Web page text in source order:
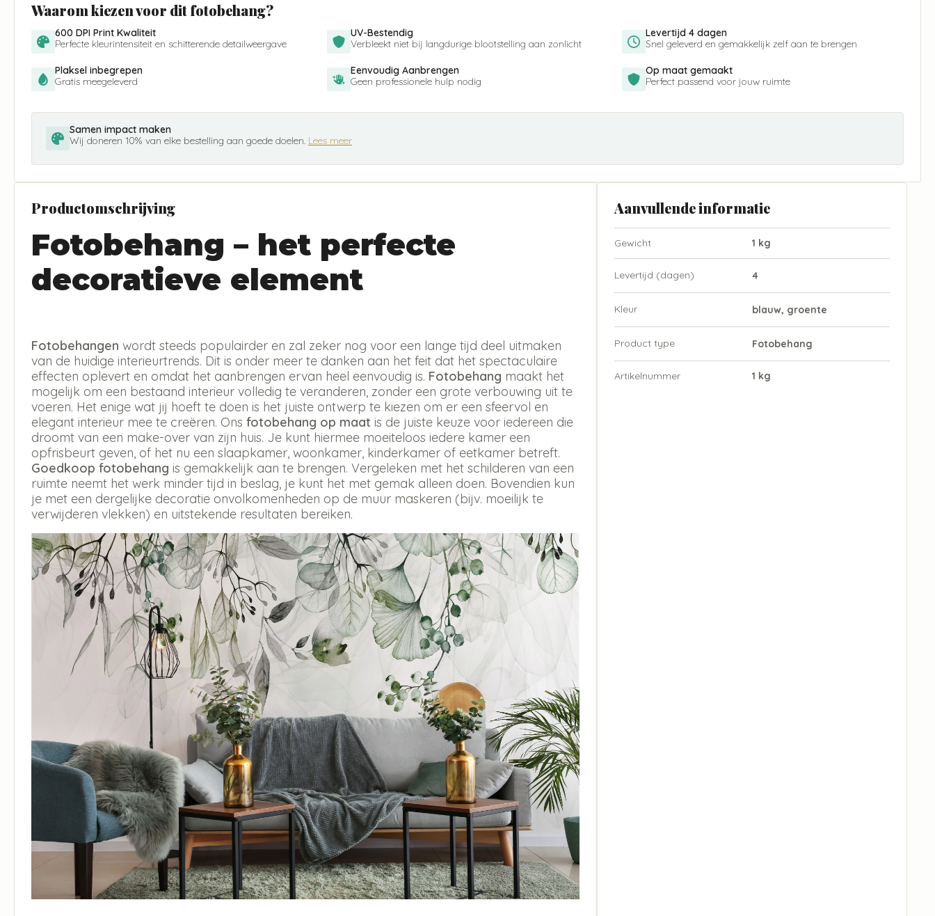
Waarom kiezen voor dit fotobehang?
600 DPI Print Kwaliteit
Perfecte kleurintensiteit en schitterende detailweergave
UV-Bestendig
Verbleekt niet bij langdurige blootstelling aan zonlicht
Levertijd 4 dagen
Snel geleverd en gemakkelijk zelf aan te brengen
Plaksel inbegrepen
Gratis meegeleverd
Eenvoudig Aanbrengen
Geen professionele hulp nodig
Op maat gemaakt
Perfect passend voor jouw ruimte
Samen impact maken
Wij doneren 10% van elke bestelling aan goede doelen. Lees meer
Productomschrijving
Fotobehang – het perfecte
decoratieve element
Fotobehangen wordt steeds populairder en zal zeker nog voor een lange tijd deel uitmaken
van de huidige interieurtrends. Dit is onder meer te danken aan het feit dat het spectaculaire
effecten oplevert en omdat het aanbrengen ervan heel eenvoudig is. Fotobehang maakt het
mogelijk om een bestaand interieur volledig te veranderen, zonder een grote verbouwing uit te
voeren. Het enige wat jij hoeft te doen is het juiste ontwerp te kiezen om er een sfeervol en
elegant interieur mee te creëren. Ons fotobehang op maat is de juiste keuze voor iedereen die
droomt van een make-over van zijn huis. Je kunt hiermee moeiteloos iedere kamer een
opfrisbeurt geven, of het nu een slaapkamer, woonkamer, kinderkamer of eetkamer betreft.
Goedkoop fotobehang is gemakkelijk aan te brengen. Vergeleken met het schilderen van een
ruimte neemt het werk minder tijd in beslag, je kunt het met gemak alleen doen. Bovendien kun
je met een dergelijke decoratie onvolkomenheden op de muur maskeren (bijv. moeilijk te
verwijderen vlekken) en uitstekende resultaten bereiken.
Aanvullende informatie
Gewicht 1 kg
Levertijd (dagen) 4
Kleur blauw, groente
Product type Fotobehang
Artikelnummer 1 kg